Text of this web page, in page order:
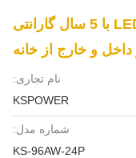
100W 24V IP65 راننده ضد آب LED با 5 سال گارانتی
داخل و خارج از خانه
نام تجاری:
KSPOWER
شماره مدل:
KS-96AW-24P